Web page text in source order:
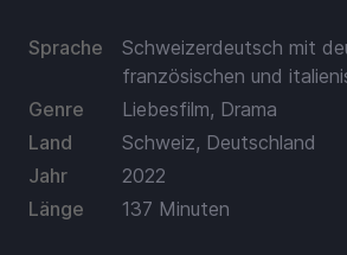
Sprache
Schweizerdeutsch mit
französischen und
Genre
Liebesfilm, Drama
Land
Schweiz, Deutschland
Jahr
2022
Länge
137 Minuten